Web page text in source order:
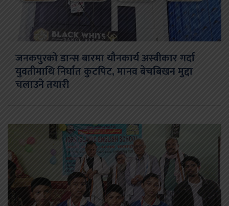
जनकपुरको डान्स बारमा यौनकार्य अस्वीकार गर्दा
युवतीमाथि निर्घात कुटपिट, मानव बेचबिखन मुद्दा
चलाउने तयारी